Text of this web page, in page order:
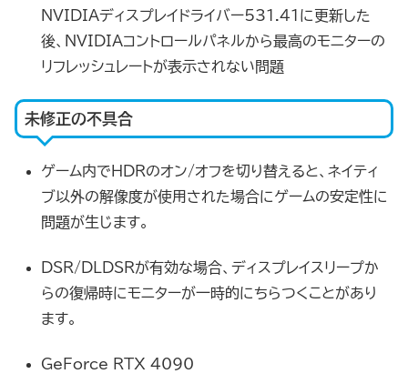
NVIDIAディスプレイドライバー531.41に更新した
後、NVIDIAコントロールパネルから最高のモニターの
リフレッシュレートが表示されない問題
未修正の不具合
ゲーム内でHDRのオン/オフを切り替えると、ネイティ
ブ以外の解像度が使用された場合にゲームの安定性に
問題が生じます。
DSR/DLDSRが有効な場合、ディスプレイスリープか
らの復帰時にモニターが一時的にちらつくことがあり
ます。
GeForce RTX 4090